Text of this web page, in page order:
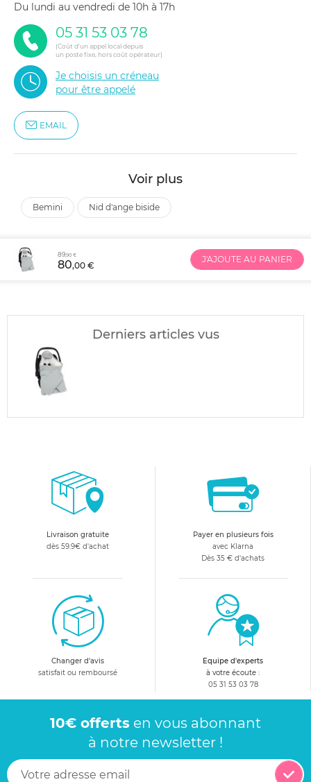
du lundi au vendredi de 10h à 17h
05 31 53 03 78
(Coût d'un appel local depuis
un poste fixe, hors coût opérateur)
Je choisis un créneau
pour être appelé
EMAIL
Voir plus
bemini nid d'ange biside
89,90 €
80,00 €
J'AJOUTE AU PANIER
Derniers articles vus
Livraison gratuite
dès 59.9€ d'achat
Payer en plusieurs fois
avec Klarna
Dès 35 € d'achats
Changer d'avis
satisfait ou remboursé
Equipe d'experts
à votre écoute :
05 31 53 03 78
10€ offerts en vous abonnant
à notre newsletter !